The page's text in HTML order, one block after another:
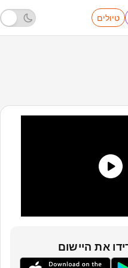
טיולים
drive/
את היישום